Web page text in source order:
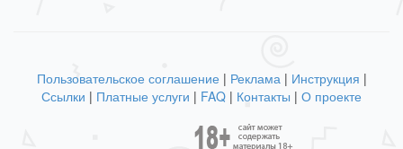
Пользовательское соглашение | Реклама| Инструкция |
Ссылки | Платные услуги | FAQ | Контакты | О проекте